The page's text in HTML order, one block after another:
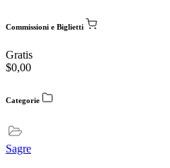
Commissioni e Biglietti
Gratis
$0,00
Categorie
Sagre